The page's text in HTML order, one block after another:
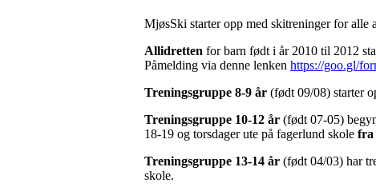
MjøsSki starter opp med skitreninger for alle
Allidretten for barn født i år 2010 til 2012
Påmelding via denne lenken https://goo.gl/
Treningsgruppe 8-9 år (født 09/08) starter
Treningsgruppe 10-12 år (født 07-05)
18-19 og torsdager ute på fagerlund skole fra
Treningsgruppe 13-14 år (født 04/03) har
skole.